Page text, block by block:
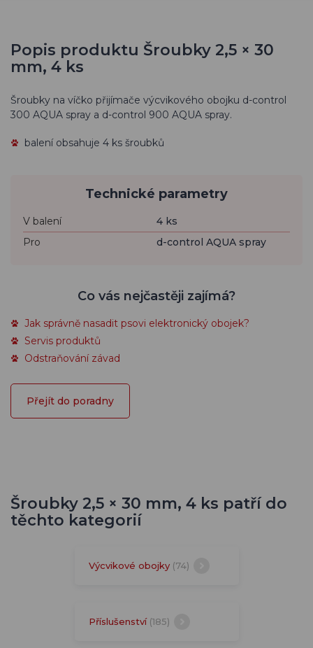
Popis produktu Šroubky 2,5 × 30
mm, 4 ks
Šroubky na víčko přijímače výcvikového obojku d-control
300 AQUA spray a d-control 900 AQUA spray.
balení obsahuje 4 ks šroubků
Technické parametry
V balení
4 ks
Pro
d-control AQUA spray
Co vás nejčastěji zajímá?
Jak správně nasadit psovi elektronický obojek?
Servis produktů
Odstraňování závad
Přejít do poradny
Šroubky 2,5 × 30 mm, 4 ks patří do
těchto kategorií
Výcvikové obojky (74)
Příslušenství (185)